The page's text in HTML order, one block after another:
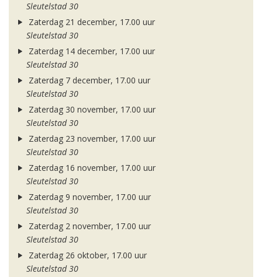
Sleutelstad 30
Zaterdag 21 december, 17.00 uur
Sleutelstad 30
Zaterdag 14 december, 17.00 uur
Sleutelstad 30
Zaterdag 7 december, 17.00 uur
Sleutelstad 30
Zaterdag 30 november, 17.00 uur
Sleutelstad 30
Zaterdag 23 november, 17.00 uur
Sleutelstad 30
Zaterdag 16 november, 17.00 uur
Sleutelstad 30
Zaterdag 9 november, 17.00 uur
Sleutelstad 30
Zaterdag 2 november, 17.00 uur
Sleutelstad 30
Zaterdag 26 oktober, 17.00 uur
Sleutelstad 30